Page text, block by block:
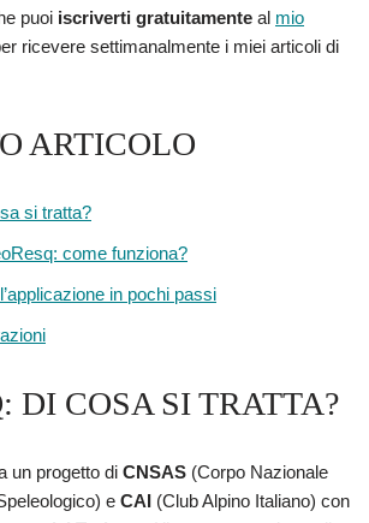
puoi iscriverti gratuitamente al mio
ricevere settimanalmente i miei articoli di
ARTICOLO
si tratta?
come funziona?
in pochi passi
DI COSA SI TRATTA?
un progetto di CNSAS (Corpo Nazionale
e CAI (Club Alpino Italiano) con